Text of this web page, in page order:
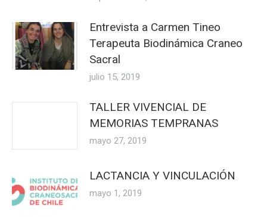
Entrevista a Carmen Tineo
Terapeuta Biodinámica Craneo
Sacral
julio 15, 2019
TALLER VIVENCIAL DE
MEMORIAS TEMPRANAS
mayo 27, 2019
LACTANCIA Y VINCULACIÓN
mayo 1, 2019